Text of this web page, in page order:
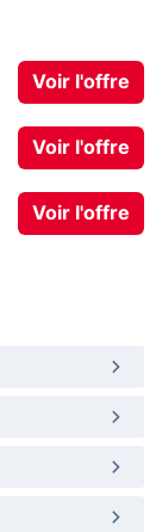
Voir l'offre
Voir l'offre
Voir l'offre